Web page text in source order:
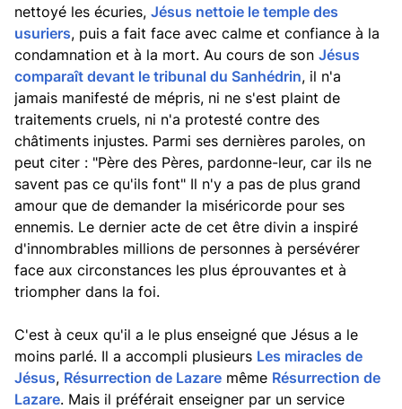
nettoyé les écuries, Jésus nettoie le temple des
usuriers, puis a fait face avec calme et confiance à la
condamnation et à la mort. Au cours de son Jésus
comparaît devant le tribunal du Sanhédrin, il n'a
jamais manifesté de mépris, ni ne s'est plaint de
traitements cruels, ni n'a protesté contre des
châtiments injustes. Parmi ses dernières paroles, on
peut citer : "Père des Pères, pardonne-leur, car ils ne
savent pas ce qu'ils font" Il n'y a pas de plus grand
amour que de demander la miséricorde pour ses
ennemis. Le dernier acte de cet être divin a inspiré
d'innombrables millions de personnes à persévérer
face aux circonstances les plus éprouvantes et à
triompher dans la foi.
C'est à ceux qu'il a le plus enseigné que Jésus a le
moins parlé. Il a accompli plusieurs Les miracles de
Jésus, Résurrection de Lazare même Résurrection de
Lazare. Mais il préférait enseigner par un service